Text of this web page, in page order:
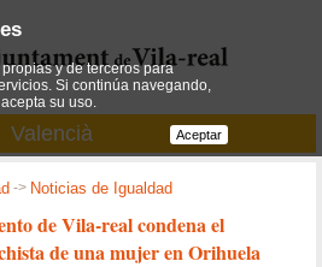
Valencià
-> Noticias de Igualdad
de Vila-real condena el
de una mujer en Orihuela
y de terceros para
Si continúa navegando,
su uso.
Aceptar